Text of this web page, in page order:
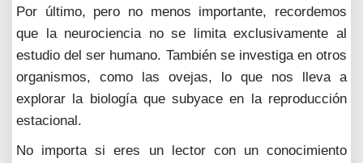
Por último, pero no menos importante, recordemos
que la neurociencia no se limita exclusivamente al
estudio del ser humano. También se investiga en otros
organismos, como las ovejas, lo que nos lleva a
explorar la biología que subyace en la reproducción
estacional.
No importa si eres un lector con un conocimiento